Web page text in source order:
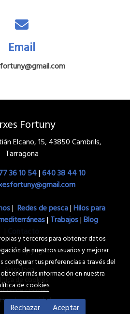
Email
Fortuny
Elcano, 15, 43850 Cambrils,
Tarragona
36 10 54|640 38 44 10
| Redes de pesca|Hilos para
| Trabajos|Blog
|
copyright
Aviso legal
de cookies
de cookies
de privacidad
y terceros para obtener datos
de nuestros usuarios y mejorar
configurar tus preferencias a través del
más información en nuestra
de cookies.
Rechazar Aceptar